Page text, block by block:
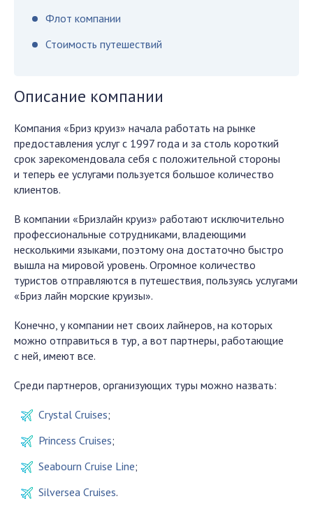
Флот компании
Стоимость путешествий
Описание компании
Компания «Бриз круиз» начала работать на рынке
предоставления услуг с 1997 года и за столь короткий
срок зарекомендовала себя с положительной стороны
и теперь ее услугами пользуется большое количество
клиентов.
В компании «Бризлайн круиз» работают исключительно
профессиональные сотрудниками, владеющими
несколькими языками, поэтому она достаточно быстро
вышла на мировой уровень. Огромное количество
туристов отправляются в путешествия, пользуясь услугами
«Бриз лайн морские круизы».
Конечно, у компании нет своих лайнеров, на которых
можно отправиться в тур, а вот партнеры, работающие
с ней, имеют все.
Среди партнеров, организующих туры можно назвать:
Crystal Cruises;
Princess Cruises;
Seabourn Cruise Line;
Silversea Cruises.